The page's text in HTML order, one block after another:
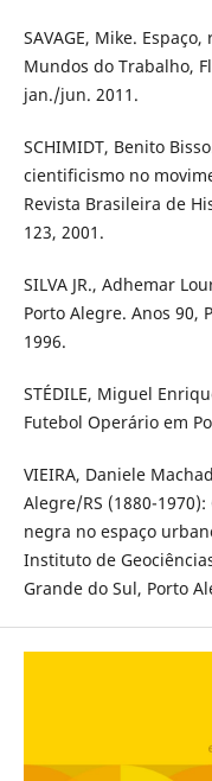
SAVAGE, Mike.
Mundos do Trabalho,
jan./jun. 2011.
SCHIMIDT, Benito
cientificismo no
Revista Brasileira de
123, 2001.
SILVA JR., Adhemar
Porto Alegre. Anos 90,
1996.
STÉDILE, Miguel
Futebol Operário em
VIEIRA, Daniele
Alegre/RS (1880-
negra no espaço
Instituto de
Grande do Sul, Porto